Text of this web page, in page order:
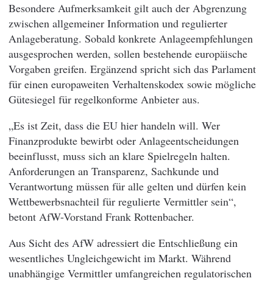
Besondere Aufmerksamkeit gilt auch der Abgrenzung
zwischen allgemeiner Information und regulierter
Anlageberatung. Sobald konkrete Anlageempfehlungen
ausgesprochen werden, sollen bestehende europäische
Vorgaben greifen. Ergänzend spricht sich das Parlament
für einen europaweiten Verhaltenskodex sowie mögliche
Gütesiegel für regelkonforme Anbieter aus.
„Es ist Zeit, dass die EU hier handeln will. Wer
Finanzprodukte bewirbt oder Anlageentscheidungen
beeinflusst, muss sich an klare Spielregeln halten.
Anforderungen an Transparenz, Sachkunde und
Verantwortung müssen für alle gelten und dürfen kein
Wettbewerbsnachteil für regulierte Vermittler sein“,
betont AfW-Vorstand Frank Rottenbacher.
Aus Sicht des AfW adressiert die Entschließung ein
wesentliches Ungleichgewicht im Markt. Während
unabhängige Vermittler umfangreichen regulatorischen